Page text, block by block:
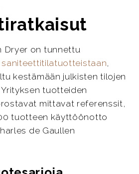
Dryer on tunnettu
saniteettitilatuotteistaan,
kestämään julkisten tilojen
tuotteiden
mittavat referenssit,
tuotteen käyttöönotto
de Gaullen